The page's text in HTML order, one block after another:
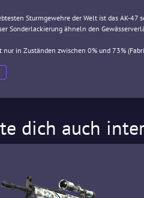
Sturmgewehre der Welt ist das AK-
Sonderlackierung ähneln den
nur in Zuständen zwischen 0% und 73%
dich auch